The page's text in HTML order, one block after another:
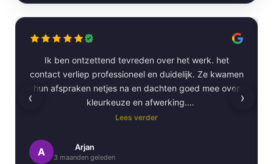
Ik ben ontzettend tevreden over het werk. het
contact verliep professioneel en duidelijk. Ze kwamen
hun afspraken netjes na en dachten goed mee over
kleurkeuze en afwerking.
uitgevoerd. Alles is strak afgewerkt en ze werkten
netjes en zorgvuldig, met oog voor detail. .
Lees verder
A Arjan
3 maanden geleden
‹ ›